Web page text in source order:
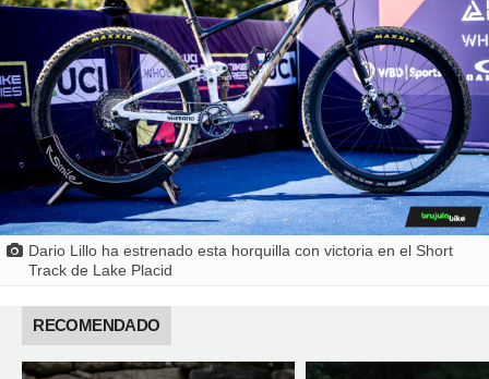
Dario Lillo ha estrenado esta horquilla con victoria en el Short
Track de Lake Placid
RECOMENDADO